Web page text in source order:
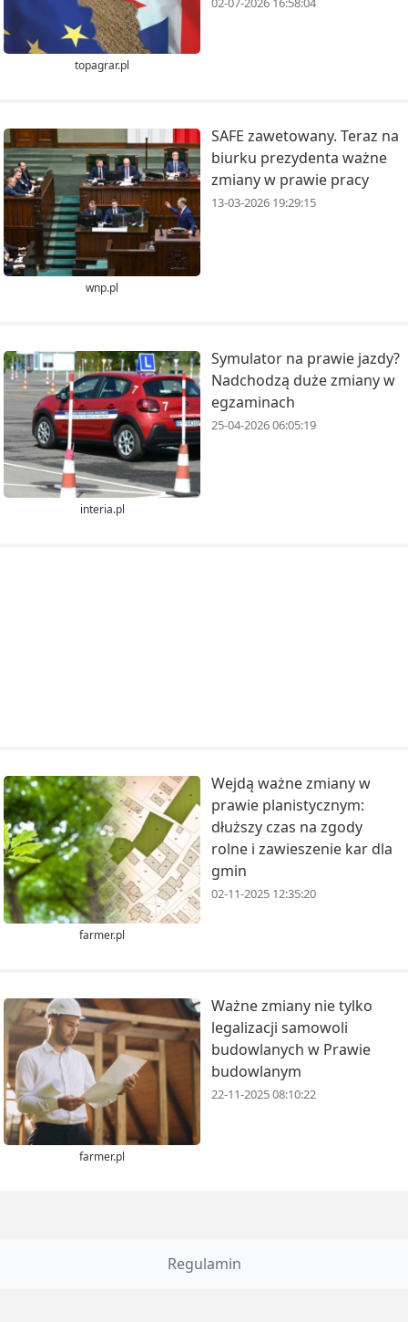
topagrar.pl
wnp.pl
SAFE zawetowany. Teraz na
biurku prezydenta ważne
zmiany w prawie pracy
13-03-2026 19:29:15
interia.pl
Symulator na prawie jazdy?
Nadchodzą duże zmiany w
egzaminach
25-04-2026 06:05:19
farmer.pl
Wejdą ważne zmiany w
prawie planistycznym:
dłuższy czas na zgody
rolne i zawieszenie kar dla
gmin
02-11-2025 12:35:20
farmer.pl
Ważne zmiany nie tylko
legalizacji samowoli
budowlanych w Prawie
budowlanym
22-11-2025 08:10:22
Regulamin